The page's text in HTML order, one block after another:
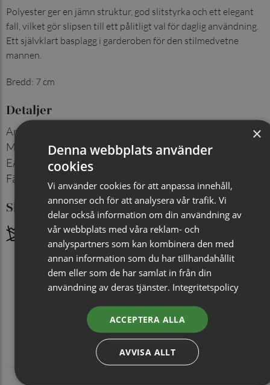
Polyester ger en jämn struktur, god slitstyrka och ett elegant
fall, vilket gör slipsen till ett pålitligt val för daglig användning.
Ett självklart basplagg i garderoben för den stilmedvetne
mannen.
Bredd: 7 cm
Detaljer
Artikelnummer
Material
100% polyester
EAN
Färg
Skötselråd
×
Denna webbplats använder
cookies
Vi använder cookies för att anpassa innehåll,
annonser och för att analysera vår trafik. Vi
delar också information om din användning av
vår webbplats med våra reklam- och
analyspartners som kan kombinera den med
annan information som du har tillhandahållit
dem eller som de har samlat in från din
användning av deras tjänster. Integritetspolicy
ACCEPTERA ALLA
AVVISA ALLT